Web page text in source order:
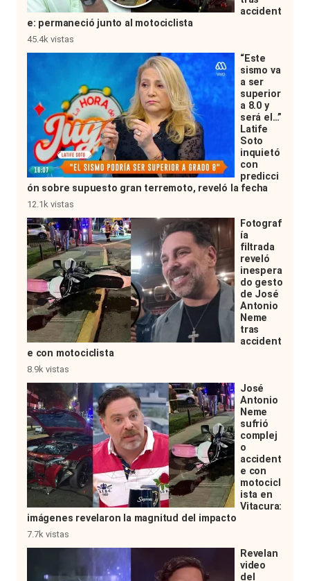
accident
e: permaneció junto al motociclista
45.4k vistas
“Este
sismo va
a ser
superior
a 8.0 y
será el…”
Latife
Soto
inquietó
con
predicci
ón sobre supuesto gran terremoto, reveló la fecha
12.1k vistas
Fotograf
ía
filtrada
reveló
inespera
do gesto
de José
Antonio
Neme
tras
accident
e con motociclista
8.9k vistas
José
Antonio
Neme
sufrió
complej
o
accident
e con
motocicl
ista en
Vitacura:
imágenes revelaron la magnitud del impacto
7.7k vistas
Revelan
video
del